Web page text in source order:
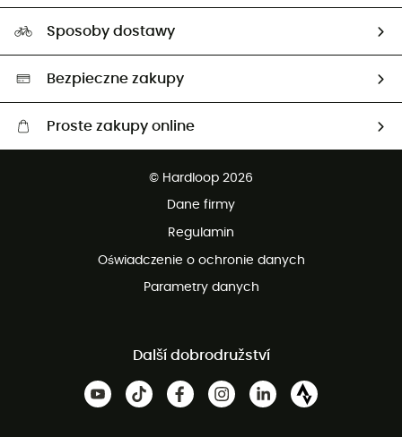
Ambasadorzy
Neutralność węglowa
Wybrane produkty eko
Sposoby dostawy
Bezpieczne zakupy
Proste zakupy online
100 dni na bezpłatny zwrot
© Hardloop 2026
Dane firmy
Regulamin
Oświadczenie o ochronie danych
Parametry danych
Další dobrodružství